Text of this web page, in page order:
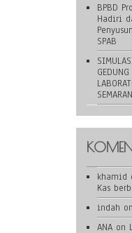
BPBD
Hadiri
SPAB
khamid
Kas
indah on
ANA on